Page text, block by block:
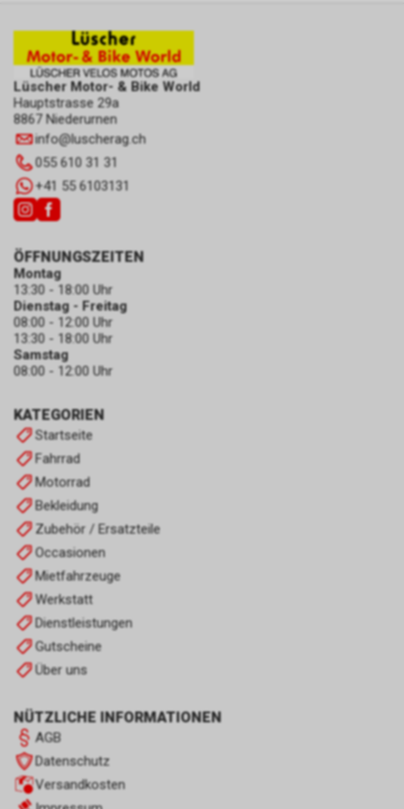
Lüscher Motor- & Bike World
Hauptstrasse 29a
8867 Niederurnen
info@luscherag.ch
055 610 31 31
+41 55 6103131
KATEGORIEN
Startseite
Fahrrad
Motorrad
Bekleidung
Zubehör / Ersatzteile
Occasionen
Mietfahrzeuge
Werkstatt
Dienstleistungen
Gutscheine
Über uns
NÜTZLICHE INFORMATIONEN
AGB
Datenschutz
Versandkosten
ÖFFNUNGSZEITEN
Montag
13:30 - 18:00 Uhr
Dienstag - Freitag
08:00 - 12:00 Uhr
13:30 - 18:00 Uhr
Samstag
08:00 - 12:00 Uhr